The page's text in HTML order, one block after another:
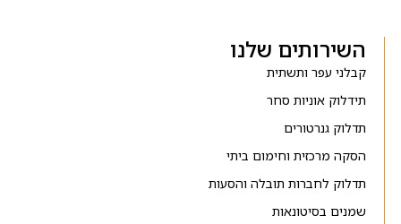
השירותים שלנו
קבלני עפר ותשתית
תידלוק אוניות סחר
תדלוק גנרטורים
הסקה מרכזית וחימום ביתי
תדלוק לחברות תובלה והסעות
שמנים בסיטונאות